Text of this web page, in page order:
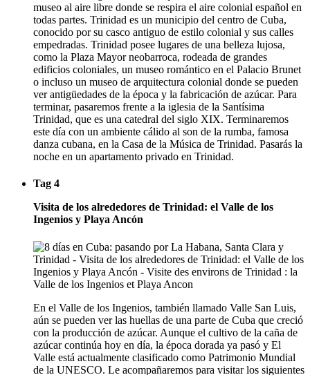
museo al aire libre donde se respira el aire colonial español en
todas partes. Trinidad es un municipio del centro de Cuba,
conocido por su casco antiguo de estilo colonial y sus calles
empedradas. Trinidad posee lugares de una belleza lujosa,
como la Plaza Mayor neobarroca, rodeada de grandes
edificios coloniales, un museo romántico en el Palacio Brunet
o incluso un museo de arquitectura colonial donde se pueden
ver antigüedades de la época y la fabricación de azúcar. Para
terminar, pasaremos frente a la iglesia de la Santísima
Trinidad, que es una catedral del siglo XIX. Terminaremos
este día con un ambiente cálido al son de la rumba, famosa
danza cubana, en la Casa de la Música de Trinidad. Pasarás la
noche en un apartamento privado en Trinidad.
Tag 4
Visita de los alrededores de Trinidad: el Valle de los
Ingenios y Playa Ancón
En el Valle de los Ingenios, también llamado Valle San Luis,
aún se pueden ver las huellas de una parte de Cuba que creció
con la producción de azúcar. Aunque el cultivo de la caña de
azúcar continúa hoy en día, la época dorada ya pasó y El
Valle está actualmente clasificado como Patrimonio Mundial
de la UNESCO. Le acompañaremos para visitar los siguientes